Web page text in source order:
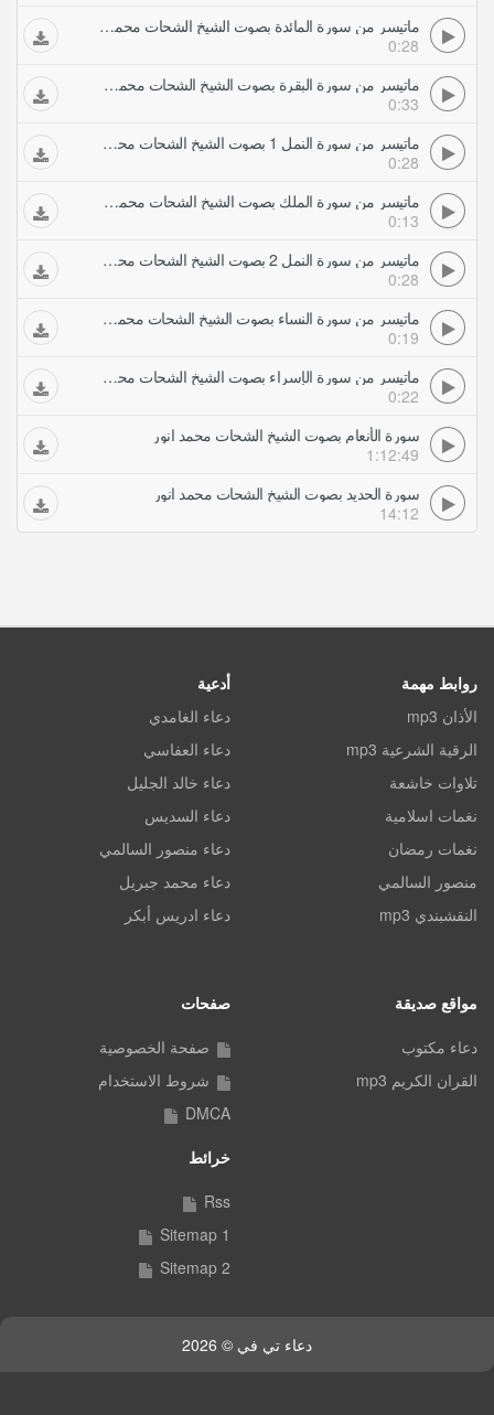
ماتيسر من سورة المائدة بصوت الشيخ الشحات محمد انور
0:28
ماتيسر من سورة البقرة بصوت الشيخ الشحات محمد انور
0:33
ماتيسر من سورة النمل 1 بصوت الشيخ الشحات محمد انور
0:28
ماتيسر من سورة الملك بصوت الشيخ الشحات محمد انور
0:13
ماتيسر من سورة النمل 2 بصوت الشيخ الشحات محمد انور
0:28
ماتيسر من سورة النساء بصوت الشيخ الشحات محمد انور
0:19
ماتيسر من سورة الإسراء بصوت الشيخ الشحات محمد انور
0:22
سورة الأنعام بصوت الشيخ الشحات محمد انور
1:12:49
سورة الحديد بصوت الشيخ الشحات محمد انور
14:12
روابط مهمة
الأذان mp3
الرقية الشرعية mp3
تلاوات خاشعة
نغمات اسلامية
نغمات رمضان
منصور السالمي
النقشبندي mp3
أدعية
دعاء الغامدي
دعاء العفاسي
دعاء خالد الجليل
دعاء السديس
دعاء منصور السالمي
دعاء محمد جبريل
دعاء ادريس أبكر
مواقع صديقة
دعاء مكتوب
القران الكريم mp3
صفحات
صفحة الخصوصية
شروط الاستخدام
DMCA
خرائط
Rss
Sitemap 1
Sitemap 2
دعاء تي في © 2026